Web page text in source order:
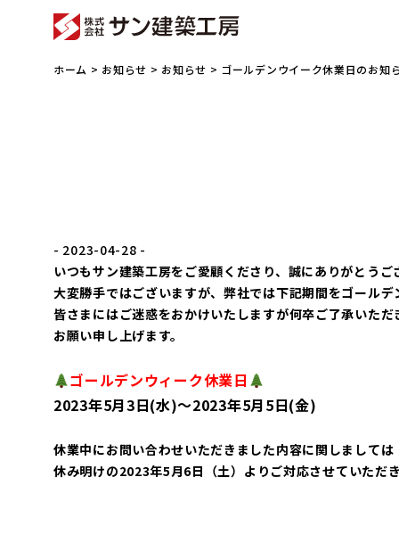
ホーム > お知らせ > お知らせ > ゴールデンウイーク休業日のお知
- 2023-04-28 -
いつもサン建築工房をご愛顧くださり、誠にありがとうご
大変勝手ではございますが、弊社では下記期間をゴール
皆さまにはご迷惑をおかけいたしますが何卒ご了承いただ
お願い申し上げます。
ゴールデンウィーク休業日
2023年5月3日(水)～2023年5月5日(金)
休業中にお問い合わせいただきました内容に関しましては
休み明けの2023年5月6日（土）よりご対応させていただ